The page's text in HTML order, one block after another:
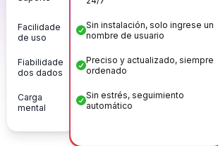
Facilidade
de uso
Fiabilidade
dos dados
Carga
mental
Sin instalación, solo ingrese un
nombre de usuario
Preciso y actualizado, siempre
ordenado
Sin estrés, seguimiento
automático